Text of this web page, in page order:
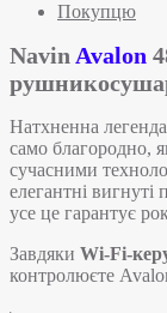
Покупцю
Navin Avalon
Натхненна
само благородно,
сучасними
елегантні
усе це гарантує
Завдяки Wi-Fi-
контролюєте